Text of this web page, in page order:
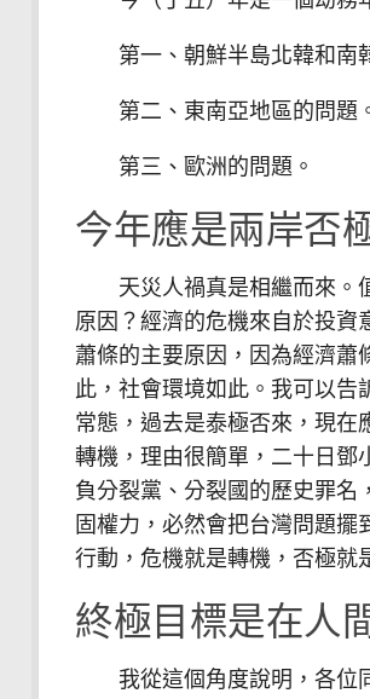
第一、朝鮮半島北韓和南
第二、東南亞地區的問題
第三、歐洲的問題。
今年應是兩岸否
天災人禍真是相繼而來。值
原因？經濟的危機來自於投資
蕭條的主要原因，因為經濟蕭
此，社會環境如此。我可以
常態，過去是泰極否來，現在
轉機，理由很簡單，二十日鄧
負分裂黨、分裂國的歷史罪名
固權力，必然會把台灣問題
行動，危機就是轉機，否極就
終極目標是在人
我從這個角度說明，各位同